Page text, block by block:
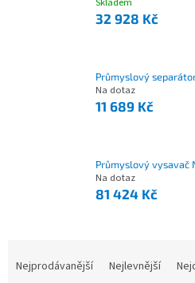
32 928 Kč
Průmyslový separátor
Na dotaz
11 689 Kč
Průmyslový vysavač
Na dotaz
81 424 Kč
ŘNejprodávanější Nejlevnější